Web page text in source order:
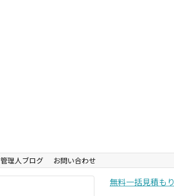
管理人ブログ お問い合わせ
無料一括見積もり